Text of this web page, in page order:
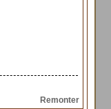
Remonter